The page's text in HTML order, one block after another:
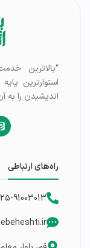
“بالاترین
استوارترین
اندیشیدن را به
راه‌های ارتباطی
91003013